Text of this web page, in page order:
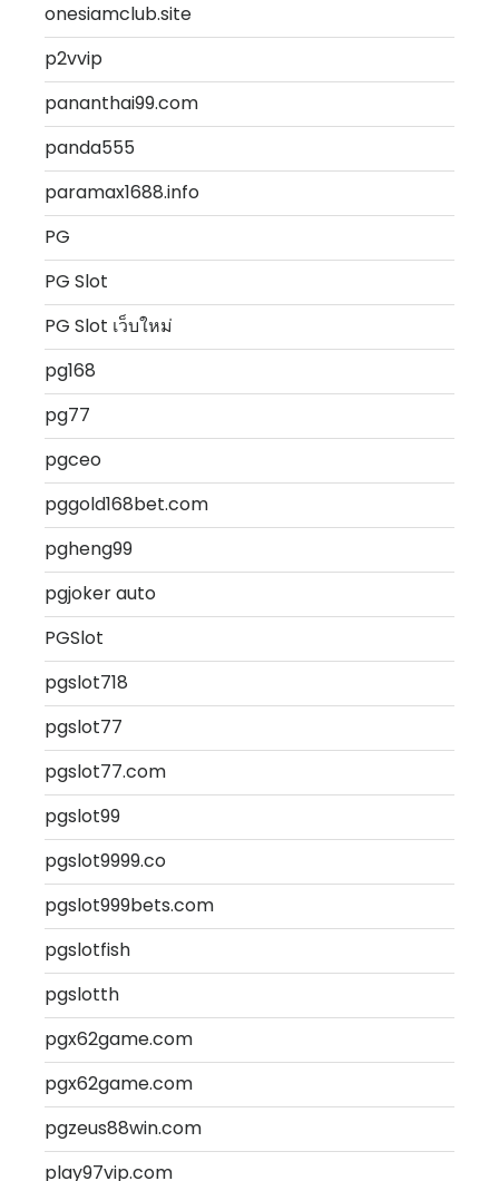
onesiamclub.site
p2vvip
pananthai99.com
panda555
paramax1688.info
PG
PG Slot
PG Slot เว็บใหม่
pg168
pg77
pgceo
pggold168bet.com
pgheng99
pgjoker auto
PGSlot
pgslot718
pgslot77
pgslot77.com
pgslot99
pgslot9999.co
pgslot999bets.com
pgslotfish
pgslotth
pgx62game.com
pgx62game.com
pgzeus88win.com
play97vip.com